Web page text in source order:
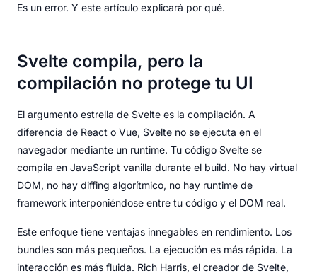
Es un error. Y este artículo explicará por qué.
Svelte compila, pero la
compilación no protege tu UI
El argumento estrella de Svelte es la compilación. A
diferencia de React o Vue, Svelte no se ejecuta en el
navegador mediante un runtime. Tu código Svelte se
compila en JavaScript vanilla durante el build. No hay virtual
DOM, no hay diffing algorítmico, no hay runtime de
framework interponiéndose entre tu código y el DOM real.
Este enfoque tiene ventajas innegables en rendimiento. Los
bundles son más pequeños. La ejecución es más rápida. La
interacción es más fluida. Rich Harris, el creador de Svelte,